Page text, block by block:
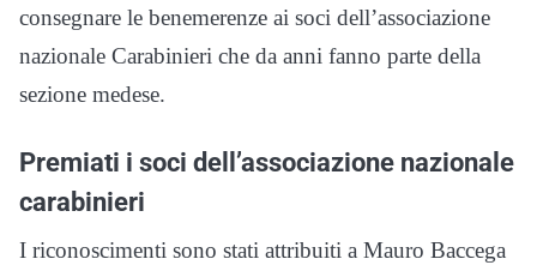
consegnare le benemerenze ai soci dell’associazione
nazionale Carabinieri che da anni fanno parte della
sezione medese.
Premiati i soci dell’associazione nazionale
carabinieri
I riconoscimenti sono stati attribuiti a Mauro Baccega